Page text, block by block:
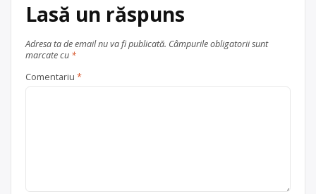
Lasă un răspuns
Adresa ta de email nu va fi publicată. Câmpurile obligatorii sunt
marcate cu *
Comentariu *